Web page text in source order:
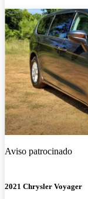
Aviso patrocinado
2021 Chrysler Voyager